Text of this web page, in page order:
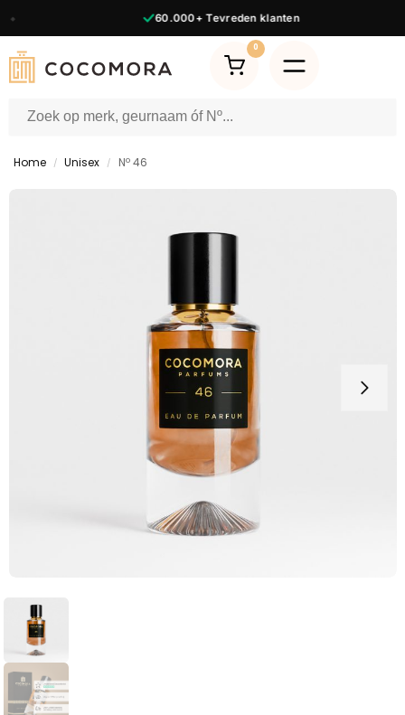
60.000+Tevreden klanten
0
Home / Unisex / Nº 46